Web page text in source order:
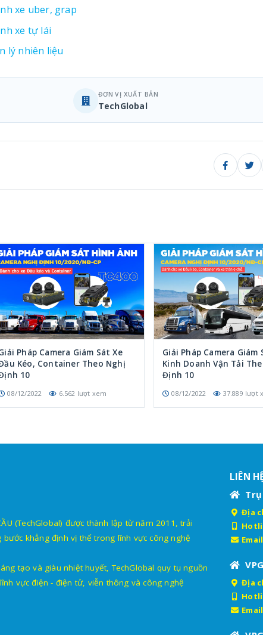
xe uber, grap
xe tự lái
lý nhiên liệu
ĐƠN VỊ XUẤT BẢN
TechGlobal
Pháp Camera Giám Sát Xe
Kéo, Container Theo Nghị
10
08/12/2022 6.562 lượt xem
Giải Pháp Camera Giám
Kinh Doanh Vận Tải
Định 10
08/12/2022 37.889 lượt
(TechGlobal) được thành lập từ năm 2011, trải
khẳng định vị thế trong lĩnh vực công nghệ
tạo và giàu nhiệt huyết, TechGlobal quy tụ nguồn
vực điện - điện tử, viễn thông và công nghệ
LIÊN
Trụ
Địa
Địa